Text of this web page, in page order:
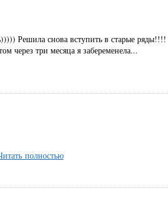
Решила снова вступить в старые ряды!!!!
через три месяца я забеременела...
полностью